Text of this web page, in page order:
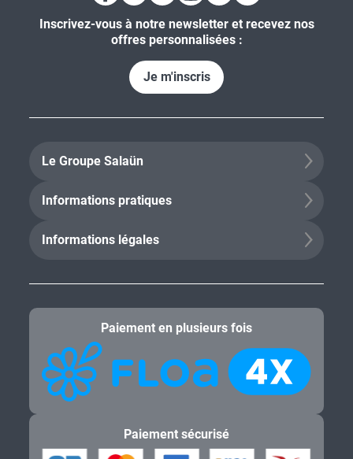
Inscrivez-vous à notre newsletter et recevez nos
offres personnalisées :
Je m'inscris
Le Groupe Salaün
Informations pratiques
Informations légales
Paiement en plusieurs fois
Paiement sécurisé